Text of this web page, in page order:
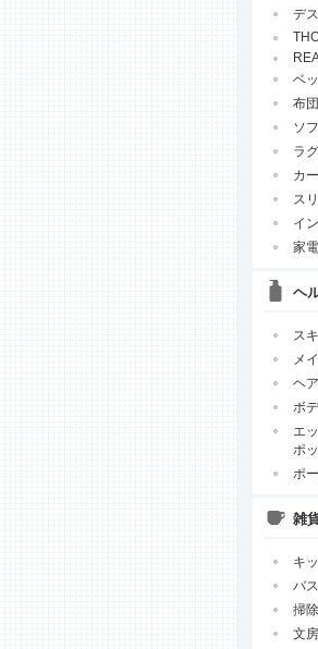
デ
ベ
布
ソ
ラ
カ
ス
イ
家
ヘ
ス
メ
ヘ
ボ
エ
ポ
ポ
雑
キ
バ
掃
文